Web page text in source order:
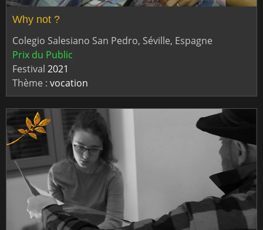
Why not ?
Colegio Salesiano San Pedro, Séville, Espagne
Prix du Public
Festival 2021
Thème : vocation